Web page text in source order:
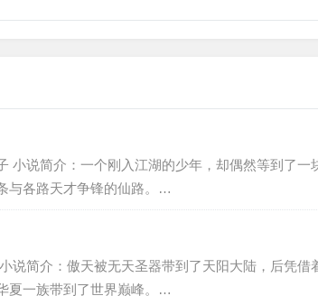
小说简介：一个刚入江湖的少年，却偶然等到了
与各路天才争锋的仙路。…
说简介：傲天被无天圣器带到了天阳大陆，后凭
夏一族带到了世界巅峰。…